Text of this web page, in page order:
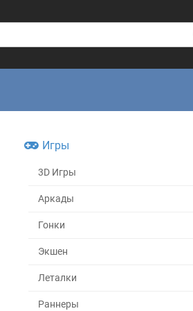
Игры
3D Игры
Аркады
Гонки
Экшен
Леталки
Раннеры